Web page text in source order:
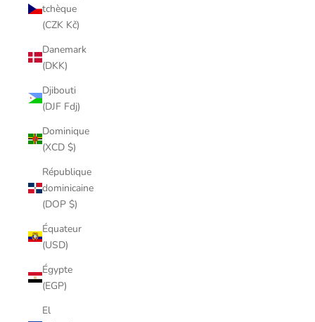
tchèque
(CZK Kč)
Danemark
(DKK)
Djibouti
(DJF Fdj)
Dominique
(XCD $)
République
dominicaine
(DOP $)
Équateur
(USD)
Égypte
(EGP)
El